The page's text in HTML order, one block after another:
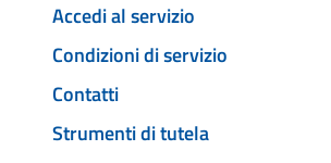
Accedi al servizio
Condizioni di servizio
Contatti
Strumenti di tutela